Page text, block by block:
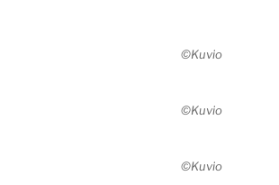
©Kuvio
©Kuvio
©Kuvio